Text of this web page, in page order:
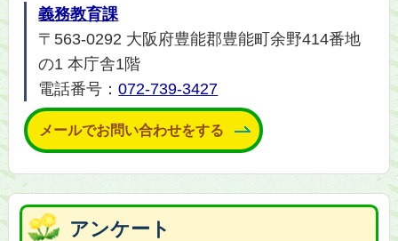
義務教育課
〒563-0292 大阪府豊能郡豊能町余野414番地
の1 本庁舎1階
電話番号：072-739-3427
メールでお問い合わせをする
アンケート